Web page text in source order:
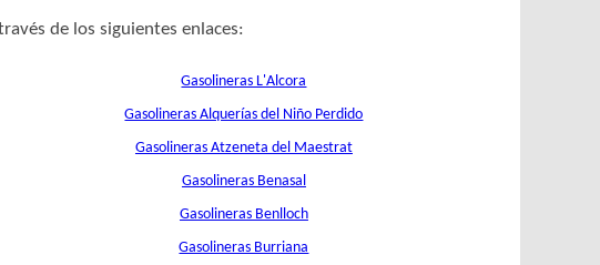
de los siguientes enlaces:
Gasolineras L'Alcora
Gasolineras Alquerías del Niño Perdido
Gasolineras Atzeneta del Maestrat
Gasolineras Benasal
Gasolineras Benlloch
Gasolineras Burriana